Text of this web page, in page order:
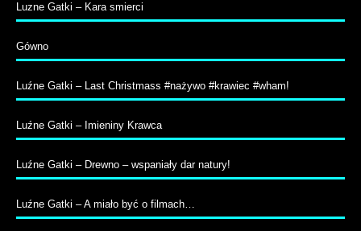
Luzne Gatki – Kara smierci
Gówno
Luźne Gatki – Last Christmass #nażywo #krawiec #wham!
Luźne Gatki – Imieniny Krawca
Luźne Gatki – Drewno – wspaniały dar natury!
Luźne Gatki – A miało być o filmach…